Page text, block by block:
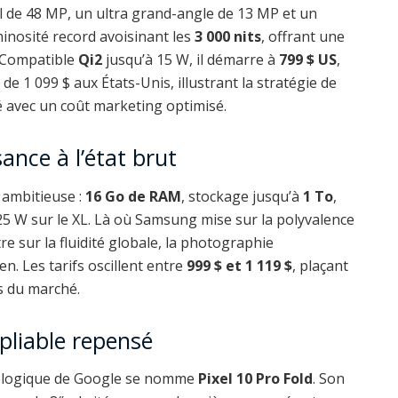
48 MP, un ultra grand-angle de 13 MP et un
record avoisinant les 3 000 nits, offrant une
Qi2 jusqu’à 15 W, il démarre à 799 $ US,
1 099 $ aux États-Unis, illustrant la stratégie de
un coût marketing optimisé.
à l’état brut
: 16 Go de RAM, stockage jusqu’à 1 To,
W sur le XL. Là où Samsung mise sur la polyvalence
sur la fluidité globale, la photographie
Les tarifs oscillent entre 999 $ et 1 119 $, plaçant
du marché.
repensé
de Google se nomme Pixel 10 Pro Fold. Son